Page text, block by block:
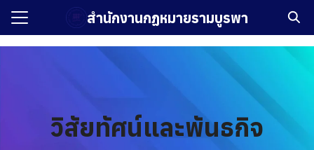
Skip
content
สำนักงานกฏหมายรามบูรพา
วิสัยทัศน์และพันธกิจ